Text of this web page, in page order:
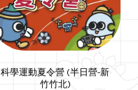
科學運動夏令營 (半日營-新
竹竹北)